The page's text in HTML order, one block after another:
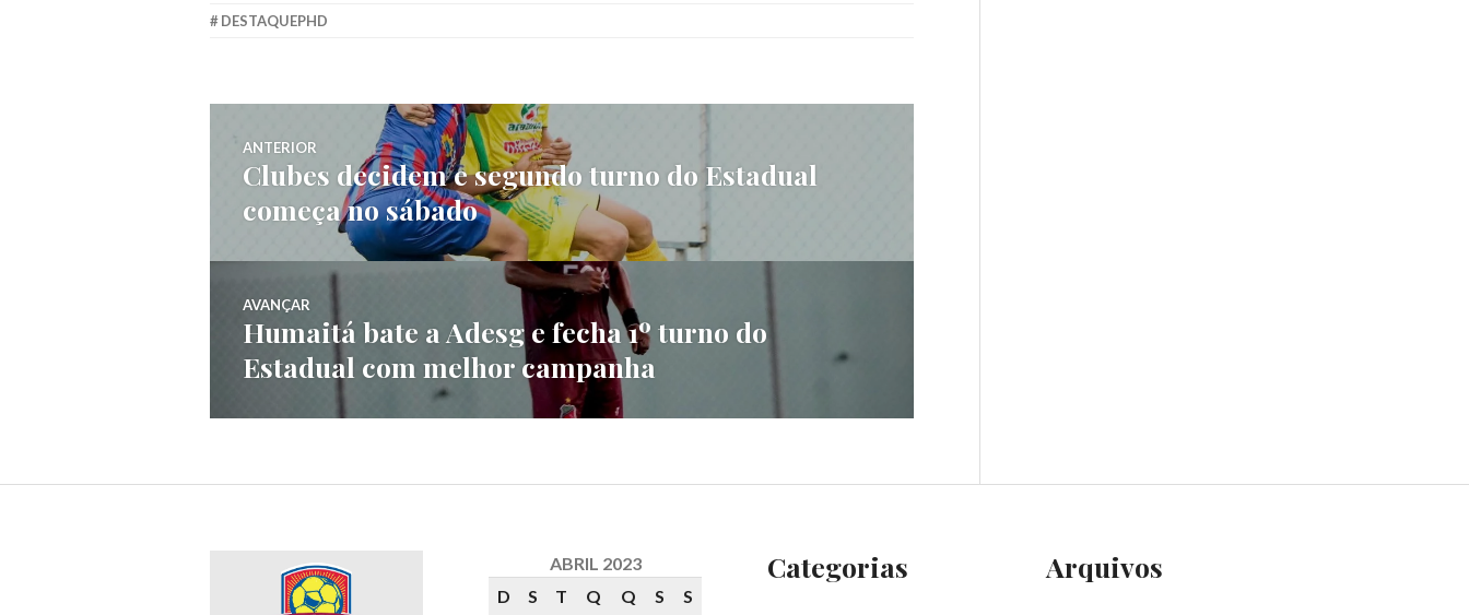
DESTAQUEPHD
ANTERIOR
Clubes decidem e segundo turno do Estadual
começa no sábado
AVANÇAR
Humaitá bate a Adesg e fecha 1º turno do
Estadual com melhor campanha
ABRIL 2023
D
S T Q Q S S
Categorias Arquivos